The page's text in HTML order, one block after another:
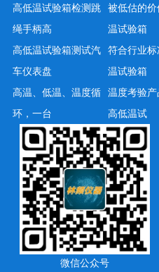
高低温试验箱检测跳
绳手柄高
高低温试验箱测试汽
车仪表盘
高温、低温、温度循
环，一台
被低估的
温试验箱
符合行业
温试验箱
温度考验产
高低温试
微信公众号